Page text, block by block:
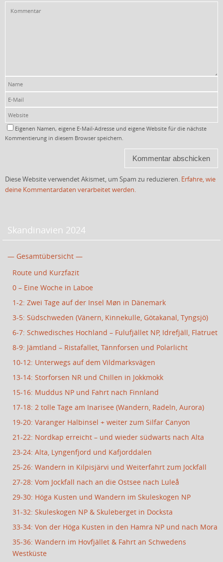
Eigenen Namen, eigene E-Mail-Adresse und eigene Website für die nächste
Kommentierung in diesem Browser speichern.
Diese Website verwendet Akismet, um Spam zu reduzieren. Erfahre, wie
deine Kommentardaten verarbeitet werden.
Skandinavien 2024
— Gesamtübersicht —
Route und Kurzfazit
0 – Eine Woche in Laboe
1-2: Zwei Tage auf der Insel Møn in Dänemark
3-5: Südschweden (Vänern, Kinnekulle, Götakanal, Tyngsjö)
6-7: Schwedisches Hochland – Fulufjället NP, Idrefjäll, Flatruet
8-9: Jämtland – Ristafallet, Tännforsen und Polarlicht
10-12: Unterwegs auf dem Vildmarksvägen
13-14: Storforsen NR und Chillen in Jokkmokk
15-16: Muddus NP und Fahrt nach Finnland
17-18: 2 tolle Tage am Inarisee (Wandern, Radeln, Aurora)
19-20: Varanger Halbinsel + weiter zum Silfar Canyon
21-22: Nordkap erreicht – und wieder südwarts nach Alta
23-24: Alta, Lyngenfjord und Kafjorddalen
25-26: Wandern in Kilpisjärvi und Weiterfahrt zum Jockfall
27-28: Vom Jockfall nach an die Ostsee nach Luleå
29-30: Höga Kusten und Wandern im Skuleskogen NP
31-32: Skuleskogen NP & Skuleberget in Docksta
33-34: Von der Höga Kusten in den Hamra NP und nach Mora
35-36: Wandern im Hovfjället & Fahrt an Schwedens
Westküste